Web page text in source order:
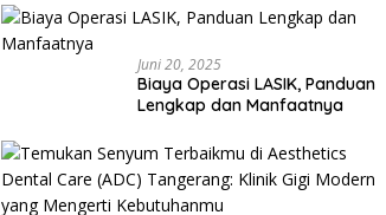
Bangsalsari
Juni 20, 2025
Biaya Operasi LASIK, Panduan
Lengkap dan Manfaatnya